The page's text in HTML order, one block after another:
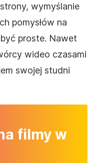
wymyślanie
pomysłów na
proste. Nawet
wideo czasami
swojej studni
filmy w